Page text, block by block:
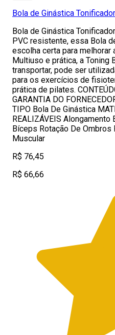
Bola de Ginástica
Bola de Ginástica
PVC resistente, essa Bola
escolha certa para
Multiuso e prática, a Toning
transportar, pode ser
para os exercícios de
prática de pilates.
GARANTIA DO
TIPO Bola De Ginástica
REALIZÁVEIS
Bíceps Rotação De Ombros
Muscular
R$ 76,45
R$ 66,66